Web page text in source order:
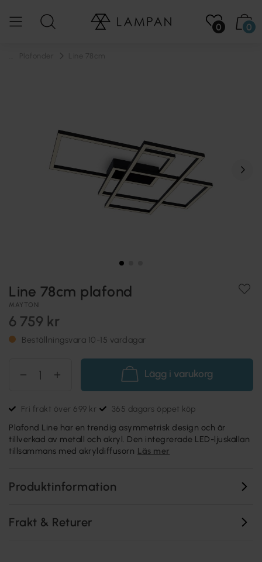
0 0
Line 78cm plafond
MAYTONI
6 759 kr
Beställningsvara 10-15 vardagar
Lägg i varukorg
Fri frakt över 699 kr 365 dagars öppet köp
Plafond Line har en trendig asymmetrisk design och är
tillverkad av metall och akryl. Den integrerade LED-ljuskällan
tillsammans med akryldiffusorn Läs mer
Produktinformation
Frakt & Returer